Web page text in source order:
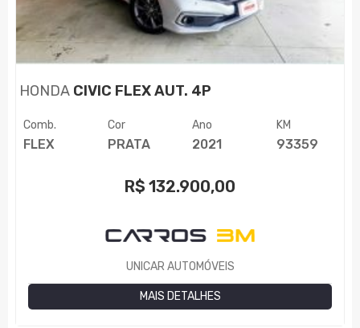
HONDA CIVIC FLEX AUT. 4P
Comb.
FLEX
Cor
PRATA
Ano
2021
KM
93359
R$ 132.900,00
UNICAR AUTOMÓVEIS
MAIS DETALHES